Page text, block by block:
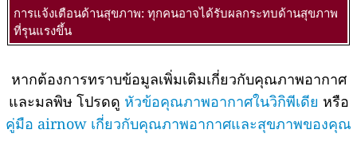
การแจ้งเตือนด้านสุขภาพ: ทุกคนอาจได้รับผลกระทบด้านสุขภาพ
ที่รุนแรงขึ้น
หากต้องการทราบข้อมูลเพิ่มเติมเกี่ยวกับคุณภาพอากาศ
และมลพิษ โปรดดู หัวข้อคุณภาพอากาศในวิกิพีเดีย หรือ
คู่มือ airnow เกี่ยวกับคุณภาพอากาศและสุขภาพของคุณ